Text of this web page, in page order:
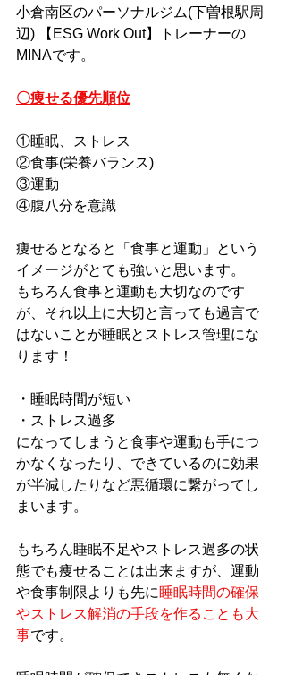
小倉南区のパーソナルジム(下曽根駅周
辺) 【ESG Work Out】トレーナーの
MINAです。
〇痩せる優先順位
①睡眠、ストレス
②食事(栄養バランス)
③運動
④腹八分を意識
痩せるとなると「食事と運動」という
イメージがとても強いと思います。
もちろん食事と運動も大切なのです
が、それ以上に大切と言っても過言で
はないことが睡眠とストレス管理にな
ります！
・睡眠時間が短い
・ストレス過多
になってしまうと食事や運動も手につ
かなくなったり、できているのに効果
が半減したりなど悪循環に繋がってし
まいます。
もちろん睡眠不足やストレス過多の状
態でも痩せることは出来ますが、運動
や食事制限よりも先に睡眠時間の確保
やストレス解消の手段を作ることも大
事です。